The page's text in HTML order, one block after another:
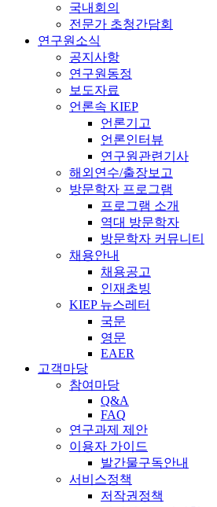
국내회의
전문가 초청간담회
연구원소식
공지사항
연구원동정
보도자료
언론속 KIEP
언론기고
언론인터뷰
연구원관련기사
해외연수/출장보고
방문학자 프로그램
프로그램 소개
역대 방문학자
방문학자 커뮤니티
채용안내
채용공고
인재초빙
KIEP 뉴스레터
국문
영문
EAER
고객마당
참여마당
Q&A
FAQ
연구과제 제안
이용자 가이드
발간물구독안내
서비스정책
저작권정책